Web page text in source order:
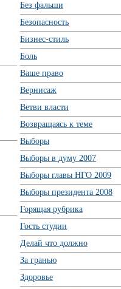
Без фальши
Безопасность
Бизнес-стиль
Боль
Ваше право
Вернисаж
Ветви власти
Возвращаясь к теме
Выборы
Выборы в думу 2007
Выборы главы НГО 2009
Выборы президента 2008
Горящая рубрика
Гость студии
Делай что должно
За гранью
Здоровье